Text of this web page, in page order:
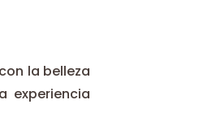
la belleza
experiencia